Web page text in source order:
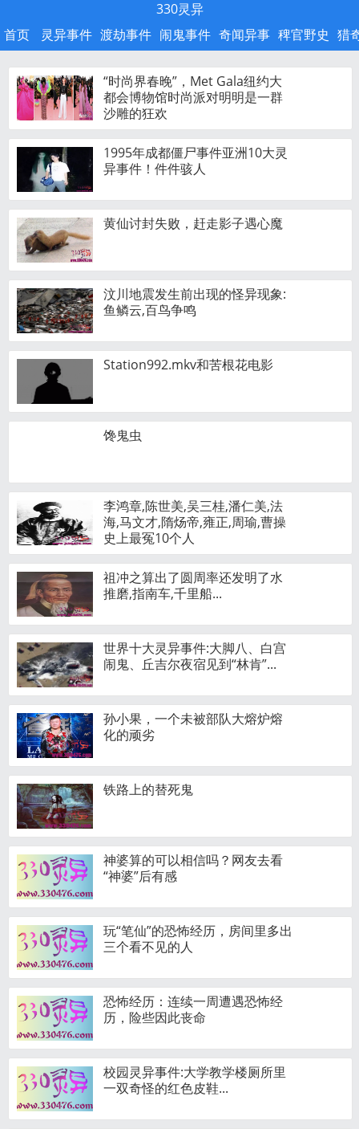
330灵异
首页
灵异事件 渡劫事件 闹鬼事件 奇闻异事 稗官野史 猎
“时尚界春晚”，Met Gala纽约大
都会博物馆时尚派对明明是一群
沙雕的狂欢
1995年成都僵尸事件亚洲10大灵
异事件！件件骇人
黄仙讨封失败，赶走影子遇心魔
汶川地震发生前出现的怪异现象:
鱼鳞云,百鸟争鸣
Station992.mkv和苦根花电影
馋鬼虫
李鸿章,陈世美,吴三桂,潘仁美,法
海,马文才,隋炀帝,雍正,周瑜,曹操
史上最冤10个人
祖冲之算出了圆周率还发明了水
推磨,指南车,千里船...
世界十大灵异事件:大脚八、白宫
闹鬼、丘吉尔夜宿见到“林肯”...
孙小果，一个未被部队大熔炉熔
化的顽劣
铁路上的替死鬼
神婆算的可以相信吗？网友去看
“神婆”后有感
玩“笔仙”的恐怖经历，房间里多出
三个看不见的人
恐怖经历：连续一周遭遇恐怖经
历，险些因此丧命
校园灵异事件:大学教学楼厕所里
一双奇怪的红色皮鞋...